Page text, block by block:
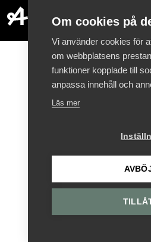
Om cookies på
Vi använder cookies för
om webbplatsens
funktioner kopplade till
anpassa innehåll och
Läs mer